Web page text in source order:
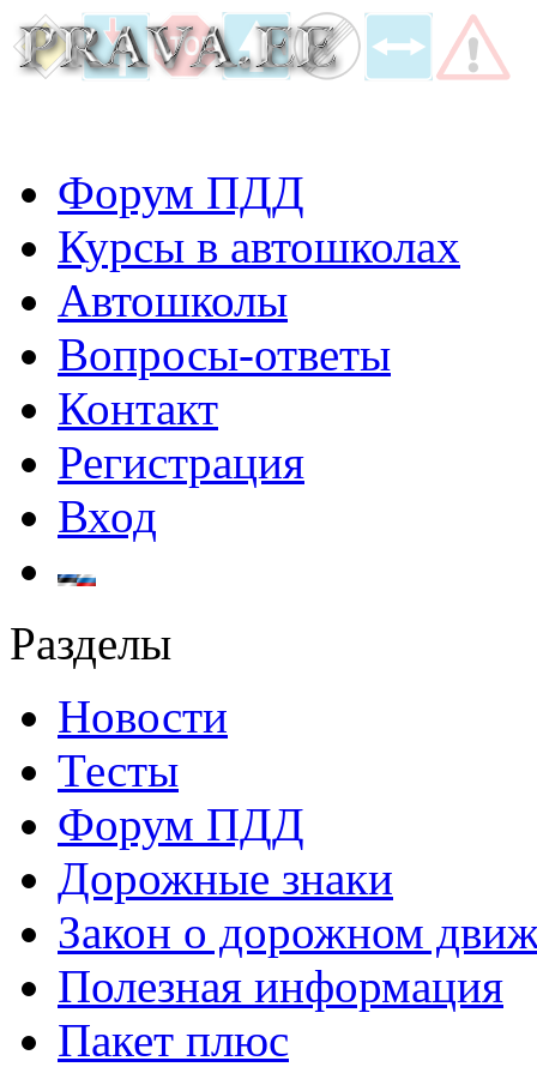
Форум ПДД
Курсы в автошколах
Автошколы
Вопросы-ответы
Контакт
Регистрация
Вход
Разделы
Новости
Тесты
Форум ПДД
Дорожные знаки
Закон о дорожном
Полезная информация
Пакет плюс